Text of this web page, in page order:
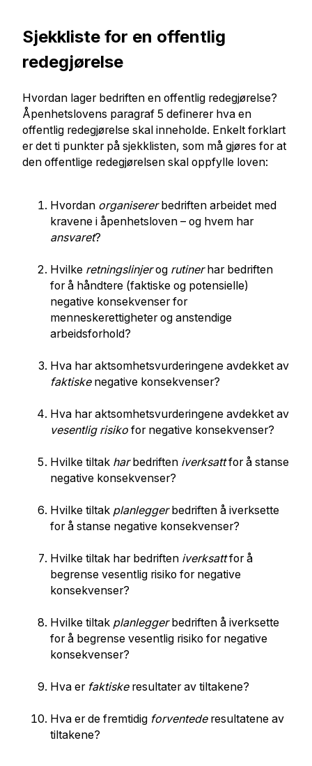
Sjekkliste for en offentlig
redegjørelse
Hvordan lager bedriften en offentlig redegjørelse?
Åpenhetslovens paragraf 5 definerer hva en
offentlig redegjørelse skal inneholde. Enkelt forklart
er det ti punkter på sjekklisten, som må gjøres for at
den offentlige redegjørelsen skal oppfylle loven:
Hvordan organisererbedriften arbeidet med
kravene i åpenhetsloven – og hvem har
ansvaret?
Hvilke retningslinjerog rutinerhar bedriften
for å håndtere (faktiske og potensielle)
negative konsekvenser for
menneskerettigheter og anstendige
arbeidsforhold?
Hva har aktsomhetsvurderingene avdekket av
faktiskenegative konsekvenser?
Hva har aktsomhetsvurderingene avdekket av
vesentlig risikofor negative konsekvenser?
Hvilke tiltak harbedriften iverksattfor å stanse
negative konsekvenser?
Hvilke tiltak planleggerbedriften å iverksette
for å stanse negative konsekvenser?
Hvilke tiltak har bedriften iverksattfor å
begrense vesentlig risiko for negative
konsekvenser?
Hvilke tiltak planleggerbedriften å iverksette
for å begrense vesentlig risiko for negative
konsekvenser?
Hva er faktiskeresultater av tiltakene?
Hva er de fremtidig forventederesultatene av
tiltakene?